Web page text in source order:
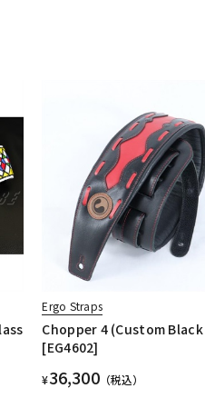
Ergo Straps
Chopper 4 (Custom Black
[EG4602]
¥36,300（税込）